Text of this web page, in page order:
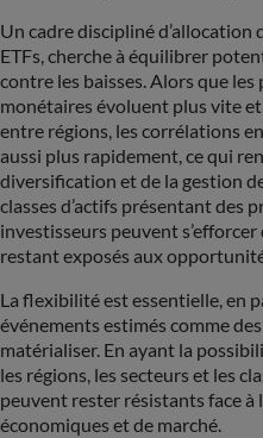
Un cadre discipliné d’allocation
ETFs, cherche à équilibrer
contre les baisses. Alors que
monétaires évoluent plus vite
entre régions, les corrélations
aussi plus rapidement, ce qui
diversification et de la gestion
classes d’actifs présentant des
investisseurs peuvent
restant exposés aux
La flexibilité est essentielle, en
événements estimés comme
matérialiser. En ayant la
les régions, les secteurs et les
peuvent rester résistants face à
économiques et de marché.